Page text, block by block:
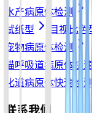
水产病原体检测
试纸型
目视比色
宠物病原体检测
猫呼吸道病原体快
化道病原体快速检测
联系我们